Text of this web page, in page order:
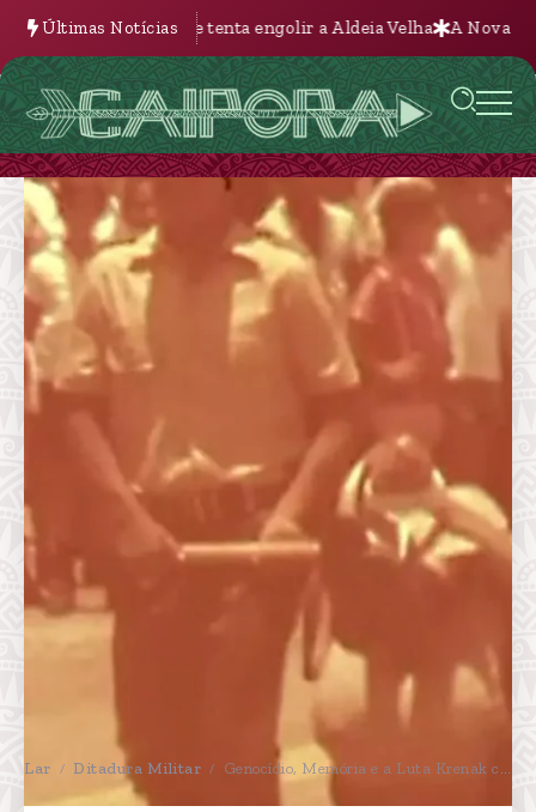
Últimas Notícias
que tenta engolir a Aldeia Velha A Nova Batalha pela
Lar / Ditadura Militar / Genocídio, Memória e a Luta Krenak contra o Esquecimento